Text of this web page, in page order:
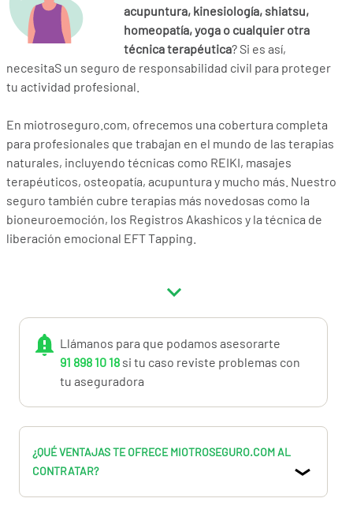
acupuntura, kinesiología, shiatsu,
homeopatía, yoga o cualquier otra
técnica terapéutica? Si es así,
necesitaS un seguro de responsabilidad civil para proteger
tu actividad profesional.
En miotroseguro.com, ofrecemos una cobertura completa
para profesionales que trabajan en el mundo de las terapias
naturales, incluyendo técnicas como REIKI, masajes
terapéuticos, osteopatía, acupuntura y mucho más. Nuestro
seguro también cubre terapias más novedosas como la
bioneuroemoción, los Registros Akashicos y la técnica de
liberación emocional EFT Tapping.
necesitas para trabajar con tranquilidad y sin
competitivos y ofrecemos una atención al cliente
excepcional.
No arriesgues tu práctica y la seguridad de tus clientes.
Contrata nuestro seguro de responsabilidad civil para
profesionales de terapias naturales y siéntete protegido en
todo momento.
Llámanos para que podamos asesorarte
91 898 10 18 si tu caso reviste problemas con
tu aseguradora
¿QUÉ VENTAJAS TE OFRECE MIOTROSEGURO.COM AL
CONTRATAR?